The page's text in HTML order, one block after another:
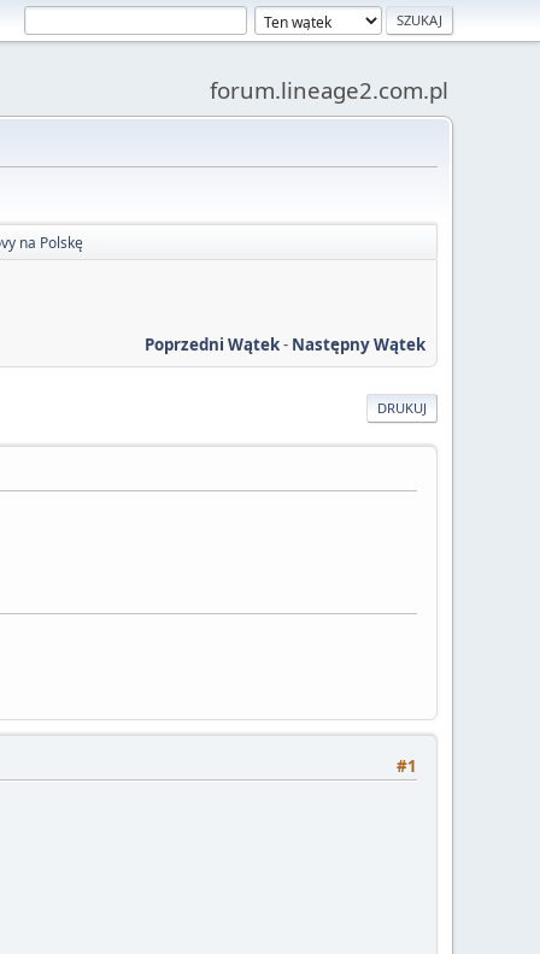
forum.lineage2.com.pl
na Polskę
Poprzedni Wątek- Następny Wątek
DRUKUJ
#1